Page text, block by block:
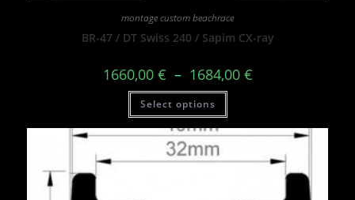
montage custom beachrace
BR-47 / DT Swiss 240 / Sapim CX-ray
1660,00 € – 1684,00 €
Select options